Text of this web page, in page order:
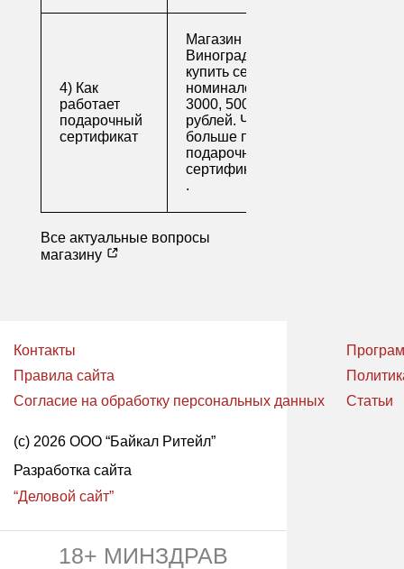
4) Как
работает
подарочный
сертификат
Магазин напитков
Виноград предлагает
купить сертификаты
номиналом 500, 1000,
3000, 5000 и 10000
рублей. Читайте
больше про
подарочные
сертификаты
.
Все актуальные вопросы
магазину
Контакты
Правила сайта
Согласие на обработку персональных данных
Статьи
(с) 2026 ООО “Байкал Ритейл”
Разработка сайта
“Деловой сайт”
18+ МИНЗДРАВ